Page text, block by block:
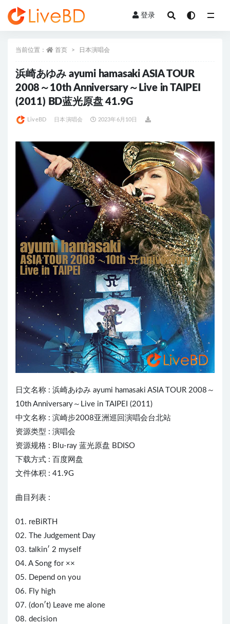
登录
当前位置： 首页 日本演唱会
浜崎あゆみ ayumi hamasaki ASIA TOUR
2008～10th Anniversary～Live in TAIPEI
(2011) BD蓝光原盘 41.9G
LiveBD 日本演唱会 2023年6月10日
日文名称 : 浜崎あゆみ ayumi hamasaki ASIATOUR 2008～
10th Anniversary～Live in T AI PEI (2011)
中文名称 : 滨崎步2008亚洲巡回演唱会台北站
资源类型 : 演唱会
资源规格 : Blu-ray 蓝光原盘 BDISO
下载方式 : 百度网盘
文件体积 : 41.9G
曲目列表 :
01. reBiRTH
02. The Judgement Day
03. talkin′ 2 myself
04. A Song for ××
05. Depend on you
06. Fly high
07. (don′t) Leave me alone
08. decision